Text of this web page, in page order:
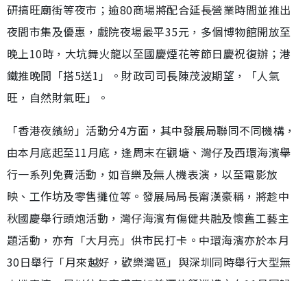
研搞旺廟街等夜市；逾80商場將配合延長營業時間並推出
夜間市集及優惠，戲院夜場最平35元，多個博物館開放至
晚上10時，大坑舞火龍以至國慶煙花等節日慶祝復辦；港
鐵推晚間「搭5送1」。財政司司長陳茂波期望，「人氣
旺，自然財氣旺」。
「香港夜繽紛」活動分4方面，其中發展局聯同不同機構，
由本月底起至11月底，逢周末在觀塘、灣仔及西環海濱舉
行一系列免費活動，如音樂及無人機表演，以至電影放
映、工作坊及零售攤位等。發展局局長甯漢豪稱，將趁中
秋國慶舉行頭炮活動，灣仔海濱有傷健共融及懷舊工藝主
題活動，亦有「大月亮」供市民打卡。中環海濱亦於本月
30日舉行「月來越好，歡樂灣區」與深圳同時舉行大型無